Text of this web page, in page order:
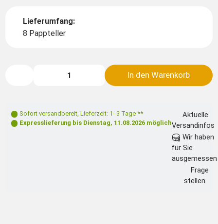
Lieferumfang:
8 Pappteller
In den Warenkorb
Sofort versandbereit, Lieferzeit: 1- 3 Tage **
Expresslieferung bis Dienstag, 11.08.2026 möglich
Aktuelle
Versandinfos
für Sie
ausgemessen
Frage
stellen